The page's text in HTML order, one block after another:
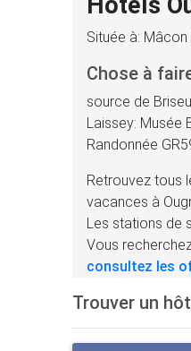
Située à:
Chose à
source de
Laissey: Musée
Randonnée
Retrouvez tous
vacances à
Les stations de
Vous
consultez les
Trouver un